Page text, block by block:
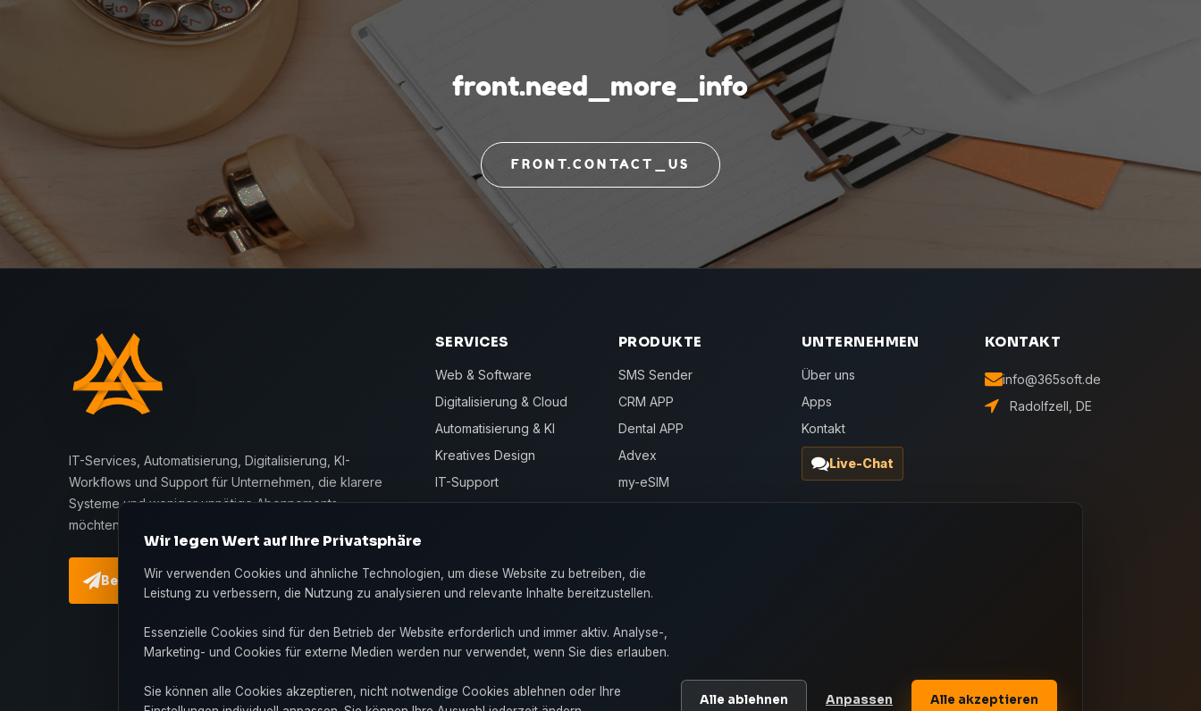
front.need_more_info
FRONT.CONTACT_US
IT-Services, Automatisierung, Digitalisierung, KI-
Workflows und Support für Unternehmen, die klarere
Systeme und weniger unnötige Abonnements
möchten.
Beratung buchen
SERVICES
Web & Software
Digitalisierung & Cloud
Automatisierung & KI
Kreatives Design
IT-Support
PRODUKTE
SMS Sender
CRM APP
Dental APP
Advex
my-eSIM
UNTERNEHMEN
Über uns
Apps
Kontakt
Live-Chat
KONTAKT
info@365soft.de
Radolfzell, DE
Wir legen Wert auf Ihre Privatsphäre
Wir verwenden Cookies und ähnliche Technologien, um diese Website zu betreiben, die
Leistung zu verbessern, die Nutzung zu analysieren und relevante Inhalte bereitzustellen.
Essenzielle Cookies sind für den Betrieb der Website erforderlich und immer aktiv. Analyse-,
Marketing- und Cookies für externe Medien werden nur verwendet, wenn Sie dies erlauben.
Sie können alle Cookies akzeptieren, nicht notwendige Cookies ablehnen oder Ihre
Alle ablehnen Anpassen Alle akzeptieren